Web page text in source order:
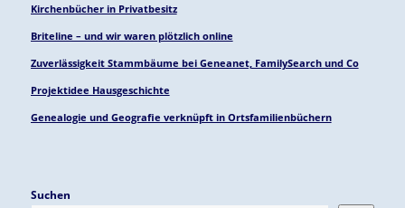
Kirchenbücher in Privatbesitz
Briteline – und wir waren plötzlich online
Zuverlässigkeit Stammbäume bei Geneanet, FamilySearch und Co
Projektidee Hausgeschichte
Genealogie und Geografie verknüpft in Ortsfamilienbüchern
Suchen